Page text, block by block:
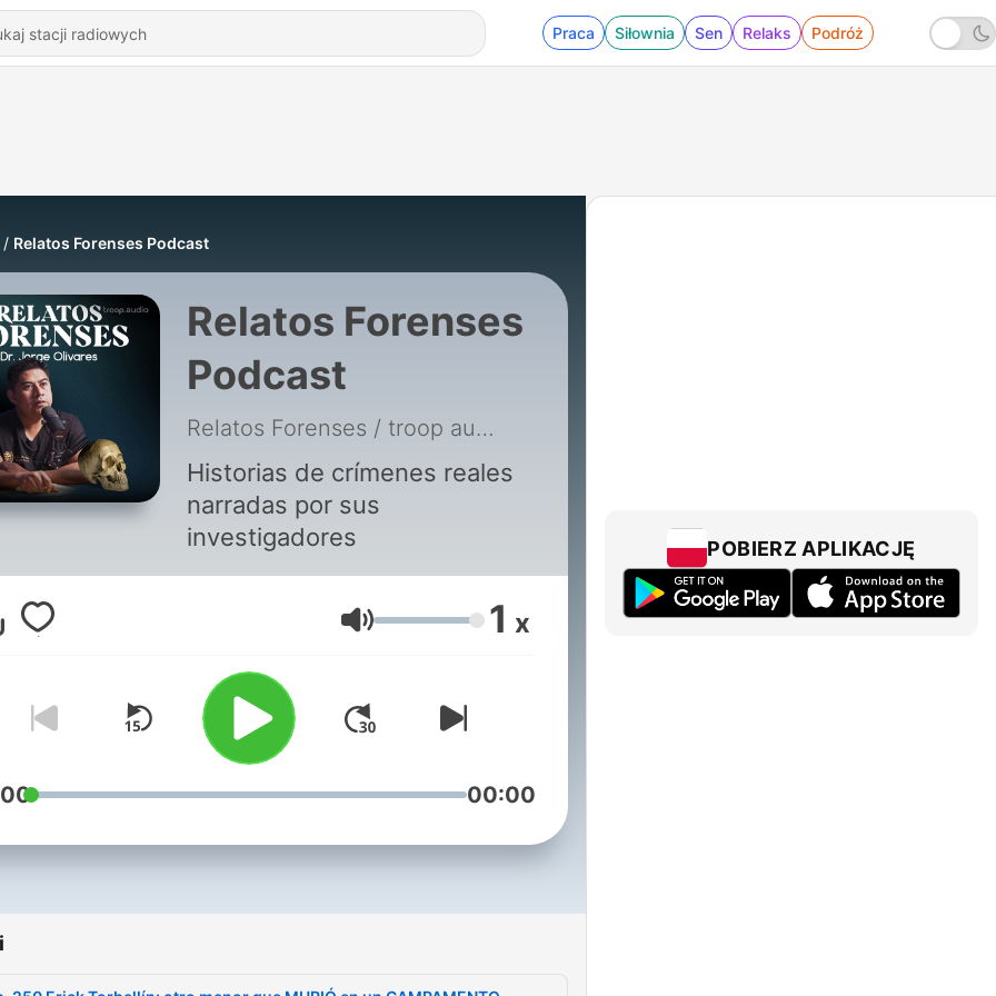
Praca Siłownia Sen Relaks Podróż
Relatos Forenses Podcast
Relatos Forenses
Podcast
Relatos Forenses / troop audio
Historias de crímenes reales
narradas por sus
investigadores
Głośność 1 x
00:00
POBIERZ APLIKACJĘ